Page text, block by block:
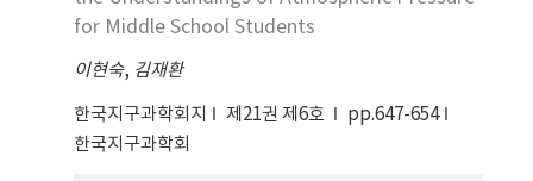
for Middle School Students
이현숙, 김재환
한국지구과학회지 제21권 제6호
pp.647-654
한국지구과학회